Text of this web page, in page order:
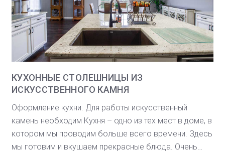
КУХОННЫЕ СТОЛЕШНИЦЫ ИЗ
ИСКУССТВЕННОГО КАМНЯ
Оформление кухни. Для работы искусственный
камень необходим Кухня – одно из тех мест в доме, в
котором мы проводим больше всего времени. Здесь
мы готовим и вкушаем прекрасные блюда. Очень…